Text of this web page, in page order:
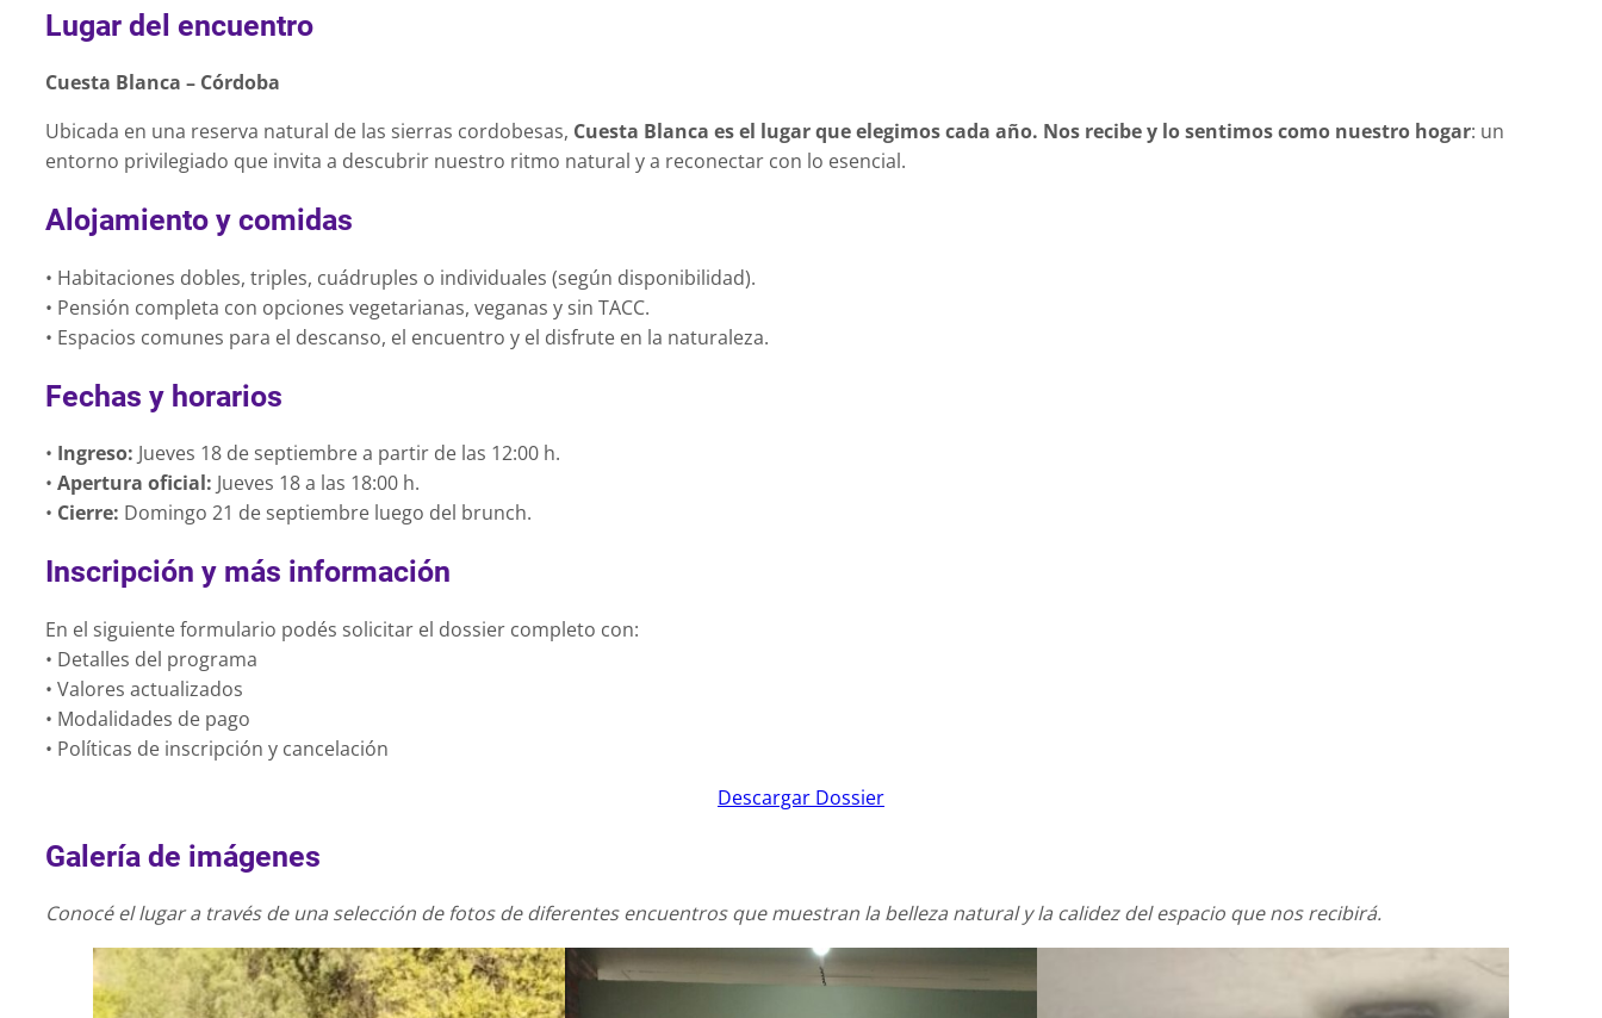
Lugar del encuentro
Cuesta Blanca – Córdoba
Ubicada en una reserva natural de las sierras cordobesas, Cuesta Blanca es el lugar que elegimos cada año. Nos recibe y lo sentimos como nuestro hogar: un
entorno privilegiado que invita a descubrir nuestro ritmo natural y a reconectar con lo esencial.
Alojamiento y comidas
• Habitaciones dobles, triples, cuádruples o individuales (según disponibilidad).
• Pensión completa con opciones vegetarianas, veganas y sin TACC.
• Espacios comunes para el descanso, el encuentro y el disfrute en la naturaleza.
Fechas y horarios
• Ingreso: Jueves 18 de septiembre a partir de las 12:00 h.
• Apertura oficial: Jueves 18 a las 18:00 h.
• Cierre: Domingo 21 de septiembre luego del brunch.
Inscripción y más información
En el siguiente formulario podés solicitar el dossier completo con:
• Detalles del programa
• Valores actualizados
• Modalidades de pago
• Políticas de inscripción y cancelación
Descargar Dossier
Galería de imágenes
Conocé el lugar a través de una selección de fotos de diferentes encuentros que muestran la belleza natural y la calidez del espacio que nos recibirá.